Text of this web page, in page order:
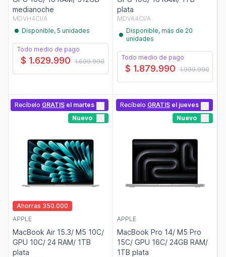
medianoche
MDVH4CI/A
Disponible, 5 unidades
Todo medio de pago
$ 1.629.990 1.699.990
plata
MDVA4CI/A
Disponible, más de 20
unidades
Todo medio de pago
$ 1.879.990 1.999.990
Recíbelo GRATIS el martes
Nuevo
Ahorras 350.000
APPLE
MacBook Air 15.3/ M5 10C/
GPU 10C/ 24 RAM/ 1TB
plata
Recíbelo GRATIS el jueves
Nuevo
APPLE
MacBook Pro 14/ M5 Pro
15C/ GPU 16C/ 24GB RAM/
1TB plata